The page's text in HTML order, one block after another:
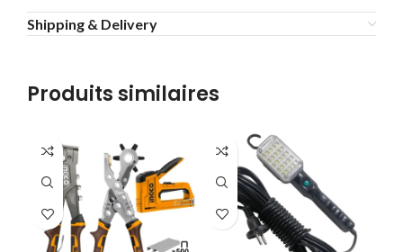
Shipping & Delivery
Produits similaires